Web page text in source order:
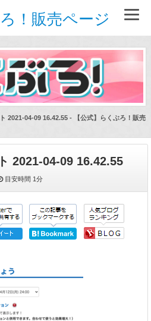
！販売ページ
2021-04-09 16.42.55 - 【公式】らくぶろ！販売
2021-04-09 16.42.55
目安時間 1分